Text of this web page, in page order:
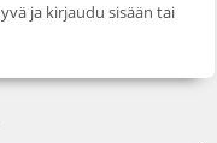
ja kirjaudu sisään tai